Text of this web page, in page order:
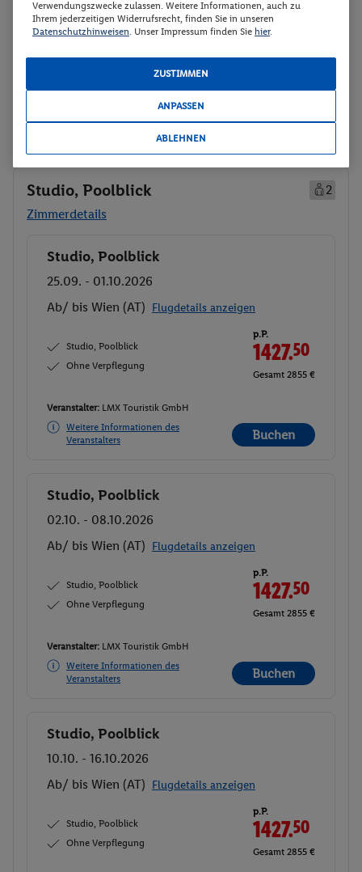
Gesamt 3006 €
Veranstalter:LMX Touristik GmbH
Weitere Informationen des
30 weitere Angebote anzeigen
Studio, Poolblick
2
Zimmerdetails
Buchen
Studio, Poolblick
25.09. - 01.10.2026
Ab/ bis Wien (AT) Flugdetails anzeigen
Studio, Poolblick
Ohne Verpflegung
p.P.
1427.50
Gesamt 2855 €
Veranstalter: LMX Touristik GmbH
Weitere Informationen des
Veranstalters
Buchen
Buchen
Studio, Poolblick
02.10. - 08.10.2026
Ab/ bis Wien (AT) Flugdetails anzeigen
Studio, Poolblick
Ohne Verpflegung
p.P.
1427.50
Gesamt 2855 €
Veranstalter: LMX Touristik GmbH
Weitere Informationen des
Veranstalters
Buchen
Buchen
Studio, Poolblick
10.10. - 16.10.2026
Ab/ bis Wien (AT) Flugdetails anzeigen
Studio, Poolblick
Ohne Verpflegung
p.P.
1427.50
Gesamt 2855 €
Verwendungszwecke zulassen. Weitere Informationen, auch zu
Ihrem jederzeitigen Widerrufsrecht, finden Sie in unseren
Datenschutzhinweisen. Unser Impressum finden Sie hier.
ZUSTIMMEN
ANPASSEN
ABLEHNEN